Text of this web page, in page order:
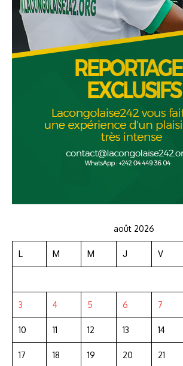
août 2026
L M M J V
3 4 5 6 7
10 11 12 13 14
17 18 19 20 21